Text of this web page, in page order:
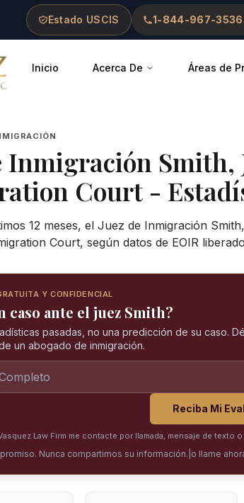
Estado USCIS 1-844-967-3536
Inicio Acerca De Áreas de
Inmigración Smith,
Court -
12 meses, el Juez de Inmigración
Court, según datos de EOIR
Y CONFIDENCIAL
caso ante el juez Smith?
pasadas, no una predicción de su caso.
un abogado de inmigración.
Reciba Mi
Law Firm me contacte por llamada, mensaje de
Nunca compartimos su información. o llame